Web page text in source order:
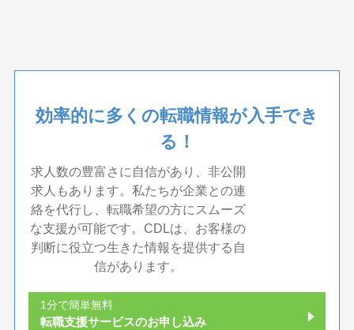
効率的に多くの転職情報が入手でき
る！
求人数の豊富さに自信があり、非公開
求人もあります。私たちが企業との連
絡を代行し、転職希望の方にスムーズ
な支援が可能です。CDLは、お客様の
判断に役立つ生きた情報を提供する自
信があります。
1分で簡単無料
転職支援サービスのお申し込み